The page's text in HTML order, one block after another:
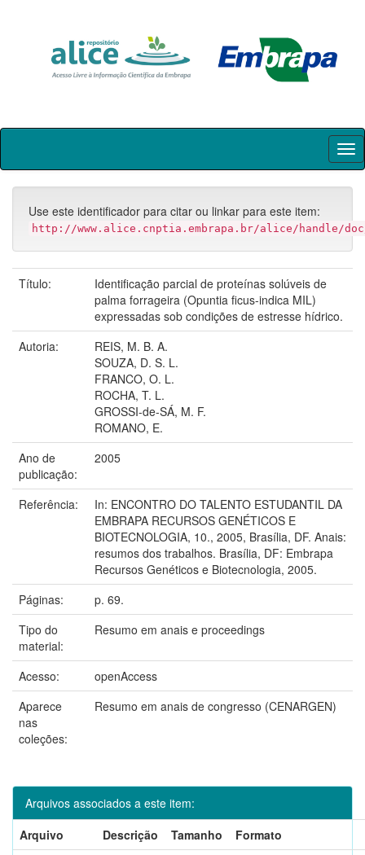
Skip
Use este identificador para citar ou linkar para este item:
http://www.alice.cnptia.embrapa.br/alice/handle/
Título:
Identificação parcial de proteínas solúveis de
palma forrageira (Opuntia ficus-indica MIL)
expressadas sob condições de estresse hídrico.
Autoria:
REIS, M. B. A.
SOUZA, D. S. L.
FRANCO, O. L.
ROCHA, T. L.
GROSSI-de-SÁ, M. F.
ROMANO, E.
Ano de
publicação:
2005
Referência:
In: ENCONTRO DO TALENTO ESTUDANTIL DA
EMBRAPA RECURSOS GENÉTICOS E
BIOTECNOLOGIA, 10., 2005, Brasília, DF. Anais:
resumos dos trabalhos. Brasília, DF: Embrapa
Recursos Genéticos e Biotecnologia, 2005.
Páginas:
p. 69.
Tipo do
material:
Resumo em anais e proceedings
Acesso:
openAccess
Aparece
nas
coleções:
Resumo em anais de congresso (CENARGEN)
Arquivos associados a este item:
Arquivo
Descrição Tamanho
Formato